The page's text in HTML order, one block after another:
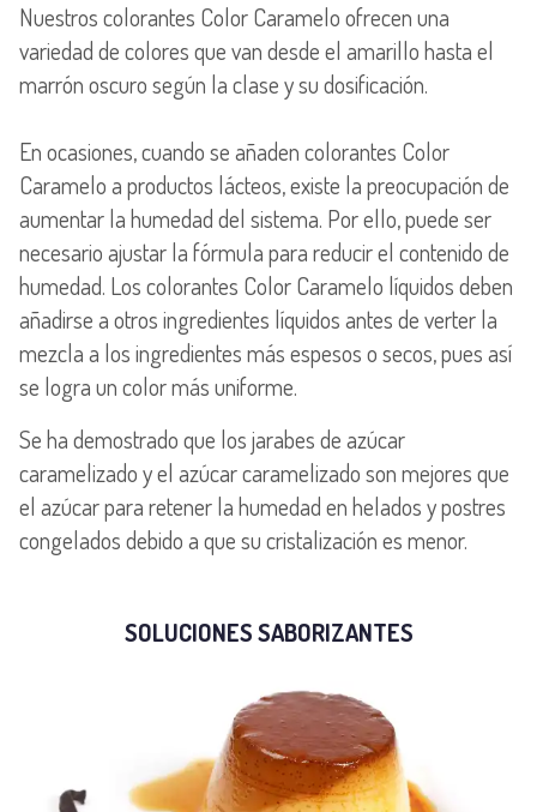
Nuestros colorantes Color Caramelo ofrecen una
variedad de colores que van desde el amarillo hasta el
marrón oscuro según la clase y su dosificación.
En ocasiones, cuando se añaden colorantes Color
Caramelo a productos lácteos, existe la preocupación de
aumentar la humedad del sistema. Por ello, puede ser
necesario ajustar la fórmula para reducir el contenido de
humedad. Los colorantes Color Caramelo líquidos deben
añadirse a otros ingredientes líquidos antes de verter la
mezcla a los ingredientes más espesos o secos, pues así
se logra un color más uniforme.
Se ha demostrado que los jarabes de azúcar
caramelizado y el azúcar caramelizado son mejores que
el azúcar para retener la humedad en helados y postres
congelados debido a que su cristalización es menor.
SOLUCIONES SABORIZANTES